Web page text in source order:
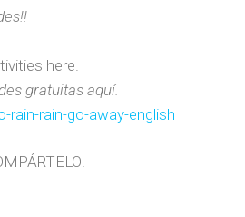
here.
gratuitas aquí.
rain-rain-go-away-english